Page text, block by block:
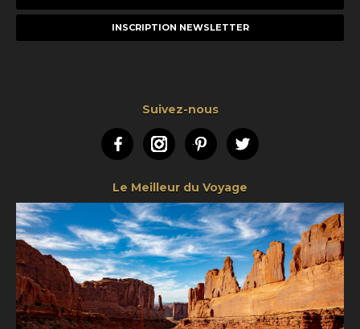
e-
Suivez-nous
FacebookInstagramPinterestTwitter
Le Meilleur du Voyage